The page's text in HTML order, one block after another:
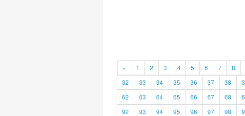
« 1 2 3 4 5 6 7 8
32
33 34 35 36 37 38
62
63 64 65 66 67 68
92
93 94 95 96 97 98